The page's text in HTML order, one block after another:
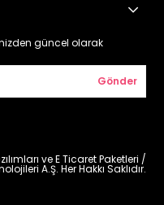
güncel olarak
Gönder
ve E Ticaret Paketleri /
A.Ş. Her Hakkı Saklıdır.